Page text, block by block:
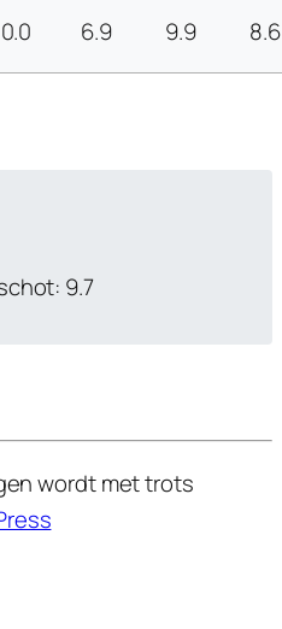
6.9 9.9 8.6
9.7
wordt met trots